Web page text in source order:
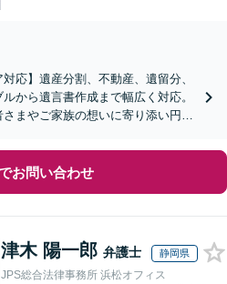
応】遺産分割、不動産、遺留分、
から遺言書作成まで幅広く対応。
まやご家族の想いに寄り添い円滑
お問い合わせ
津木 陽一郎 弁護士 静岡県
JPS総合法律事務所 浜松オフィス